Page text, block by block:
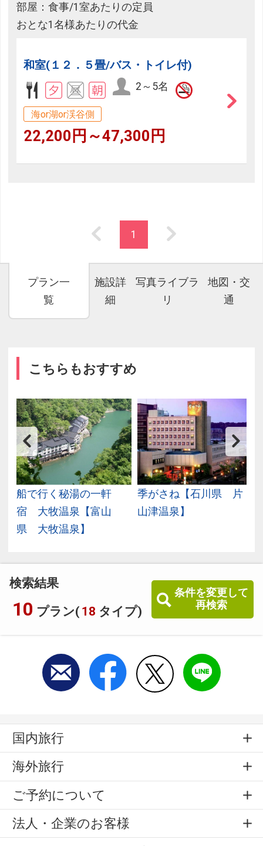
検索結果
10 プラン( 18 タイプ)
条件を変更して
再検索
部屋：食事/1室あたりの定員
おとな1名様あたりの代金
和室(１２．５畳/バス・トイレ付)
2～5名
海or湖or渓谷側
22,200円～47,300円
1
プラン一
覧
施設詳
細
写真ライブラ
リ
地図・交
通
こちらもおすすめ
船で行く秘湯の一軒
宿 大牧温泉【富山
県 大牧温泉】
季がさね【石川県 片
山津温泉】
国内旅行
海外旅行
ご予約について
法人・企業のお客様